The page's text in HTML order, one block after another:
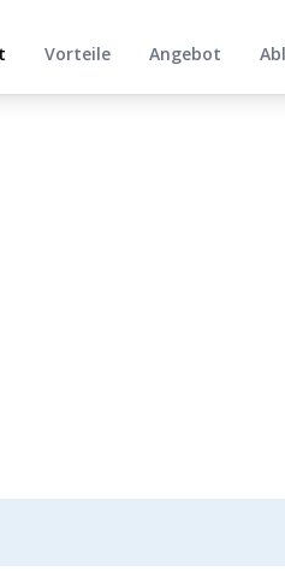
Vorteile Angebot